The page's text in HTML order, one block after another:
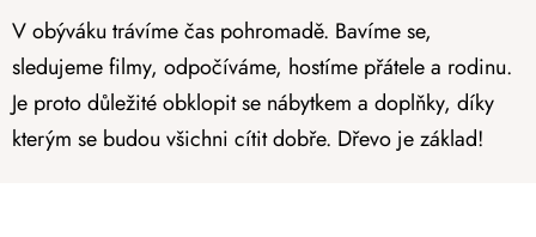
V obýváku trávíme čas pohromadě. Bavíme se,
sledujeme filmy, odpočíváme, hostíme přátele a rodinu.
Je proto důležité obklopit se nábytkem a doplňky, díky
kterým se budou všichni cítit dobře. Dřevo je základ!